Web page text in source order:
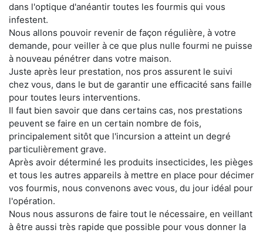
dans l'optique d'anéantir toutes les fourmis qui vous
infestent.
Nous allons pouvoir revenir de façon régulière, à votre
demande, pour veiller à ce que plus nulle fourmi ne puisse
à nouveau pénétrer dans votre maison.
Juste après leur prestation, nos pros assurent le suivi
chez vous, dans le but de garantir une efficacité sans faille
pour toutes leurs interventions.
Il faut bien savoir que dans certains cas, nos prestations
peuvent se faire en un certain nombre de fois,
principalement sitôt que l'incursion a atteint un degré
particulièrement grave.
Après avoir déterminé les produits insecticides, les pièges
et tous les autres appareils à mettre en place pour décimer
vos fourmis, nous convenons avec vous, du jour idéal pour
l'opération.
Nous nous assurons de faire tout le nécessaire, en veillant
à être aussi très rapide que possible pour vous donner la